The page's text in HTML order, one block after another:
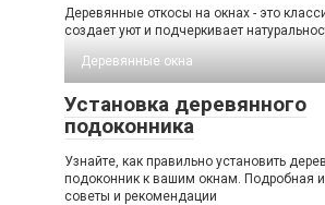
Деревянные откосы на окнах - это
создает уют и подчеркивает
Деревянные окна
Установка деревянного
подоконника
Узнайте, как правильно установить
подоконник к вашим окнам. Подробная
советы и рекомендации